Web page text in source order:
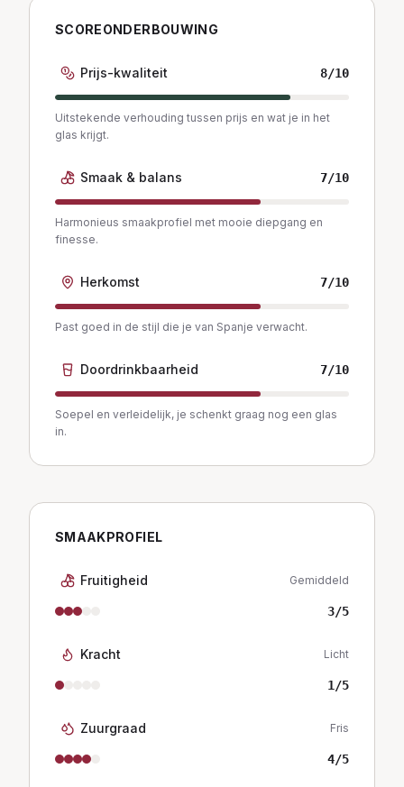
SCOREONDERBOUWING
Prijs-kwaliteit 8/10
Uitstekende verhouding tussen prijs en wat je in het
glas krijgt.
Smaak & balans 7/10
Harmonieus smaakprofiel met mooie diepgang en
finesse.
Herkomst 7/10
Past goed in de stijl die je van Spanje verwacht.
Doordrinkbaarheid 7/10
Soepel en verleidelijk, je schenkt graag nog een glas
in.
SMAAKPROFIEL
Fruitigheid Gemiddeld
3/5
Kracht Licht
1 /5
Zuurgraad Fris
4/5